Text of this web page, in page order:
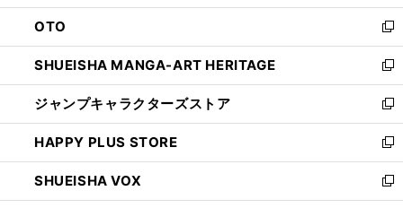
ウ
で
開
く
ン
ド
ウ
で
開
く
OTO
新
し
い
ウ
ィ
ン
ド
ウ
で
開
SHUEISHA MANGA-ART HERITAGE
新
し
い
ウ
ィ
ン
ド
ウ
ジャンプキャラクターズストア
新
し
い
ウ
ィ
ン
HAPPY PLUS STORE
新
し
い
ウ
SHUEISHA VOX
新
し